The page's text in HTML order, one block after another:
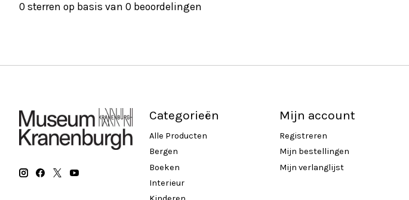
0 sterren op basis van 0 beoordelingen
Categorieën
Alle Producten
Bergen
Boeken
Interieur
Mijn account
Registreren
Mijn bestellingen
Mijn verlanglijst